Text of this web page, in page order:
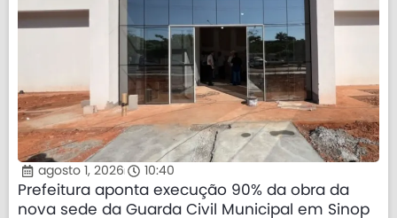
agosto 1, 2026 10:40
Prefeitura aponta execução 90% da obra da
nova sede da Guarda Civil Municipal em Sinop